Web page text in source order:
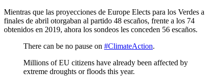
Mientras que las proyecciones de Europe Elects para los Verdes a
finales de abril otorgaban al partido 48 escaños, frente a los 74
obtenidos en 2019, ahora los sondeos les conceden 56 escaños.
There can be no pause on #ClimateAction.
Millions of EU citizens have already been affected by
extreme droughts or floods this year.